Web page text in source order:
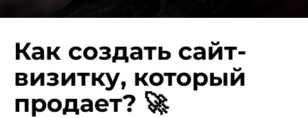
Как создать сайт-
визитку, который
продает? 🚀